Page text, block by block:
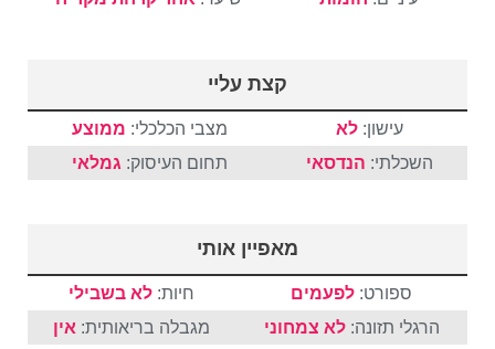
קצת עליי
עישון:לא מצבי הכלכלי: ממוצע
השכלתי: הנדסאי תחום העיסוק: גמלאי
מאפיין אותי
ספורט: לפעמים חיות: לא בשבילי
הרגלי תזונה:לא צמחוני מגבלה בריאותית: אין